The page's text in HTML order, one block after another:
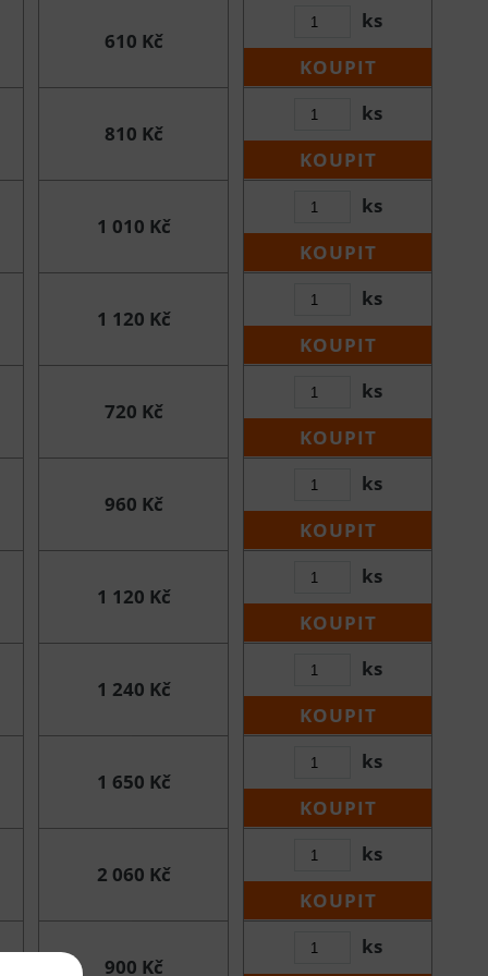
610 Kč
ks
KOUPIT
810 Kč
ks
KOUPIT
1 010 Kč
ks
KOUPIT
1 120 Kč
ks
KOUPIT
720 Kč
ks
KOUPIT
960 Kč
ks
KOUPIT
1 120 Kč
ks
KOUPIT
1 240 Kč
ks
KOUPIT
1 650 Kč
ks
KOUPIT
2 060 Kč
ks
KOUPIT
900 Kč
ks